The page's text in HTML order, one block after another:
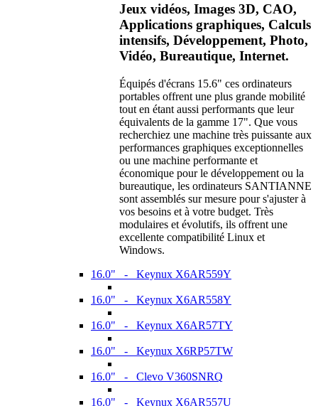
Jeux vidéos, Images 3D, CAO,
Applications graphiques, Calculs
intensifs, Développement, Photo,
Vidéo, Bureautique, Internet.
Équipés d'écrans 15.6" ces ordinateurs
portables offrent une plus grande mobilité
tout en étant aussi performants que leur
équivalents de la gamme 17". Que vous
recherchiez une machine très puissante aux
performances graphiques exceptionnelles
ou une machine performante et
économique pour le développement ou la
bureautique, les ordinateurs SANTIANNE
sont assemblés sur mesure pour s'ajuster à
vos besoins et à votre budget. Très
modulaires et évolutifs, ils offrent une
excellente compatibilité Linux et
Windows.
16.0" - Keynux X6AR559Y
16.0" - Keynux X6AR558Y
16.0" - Keynux X6AR57TY
16.0" - Keynux X6RP57TW
16.0" - Clevo V360SNRQ
16.0" - Keynux X6AR557U